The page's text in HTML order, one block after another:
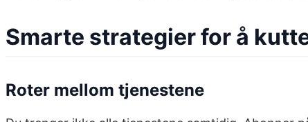
Smarte strategier for å
Roter mellom tjenestene